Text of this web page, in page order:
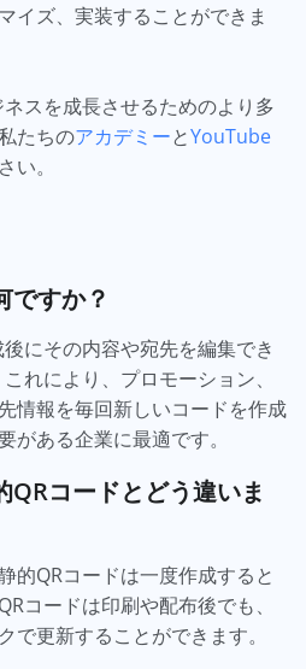
イズ、実装することができま
スを成長させるためのより多
たちのアカデミーとYouTube
い。
ですか？
にその内容や宛先を編集でき
れにより、プロモーション、
情報を毎回新しいコードを作成
がある企業に最適です。
QRコードとどう違いま
的QRコードは一度作成すると
コードは印刷や配布後でも、
で更新することができます。